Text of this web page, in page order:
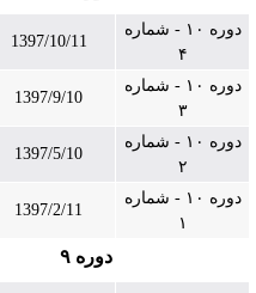
دوره ۱۰ - شماره
1397/10/11
دوره ۱۰ - شماره
1397/9/10
دوره ۱۰ - شماره
1397/5/10
دوره ۱۰ - شماره
1397/2/11
دوره ۹